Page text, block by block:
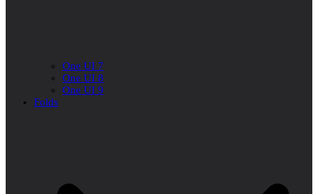
One UI 7
One UI 8
One UI 9
Folds